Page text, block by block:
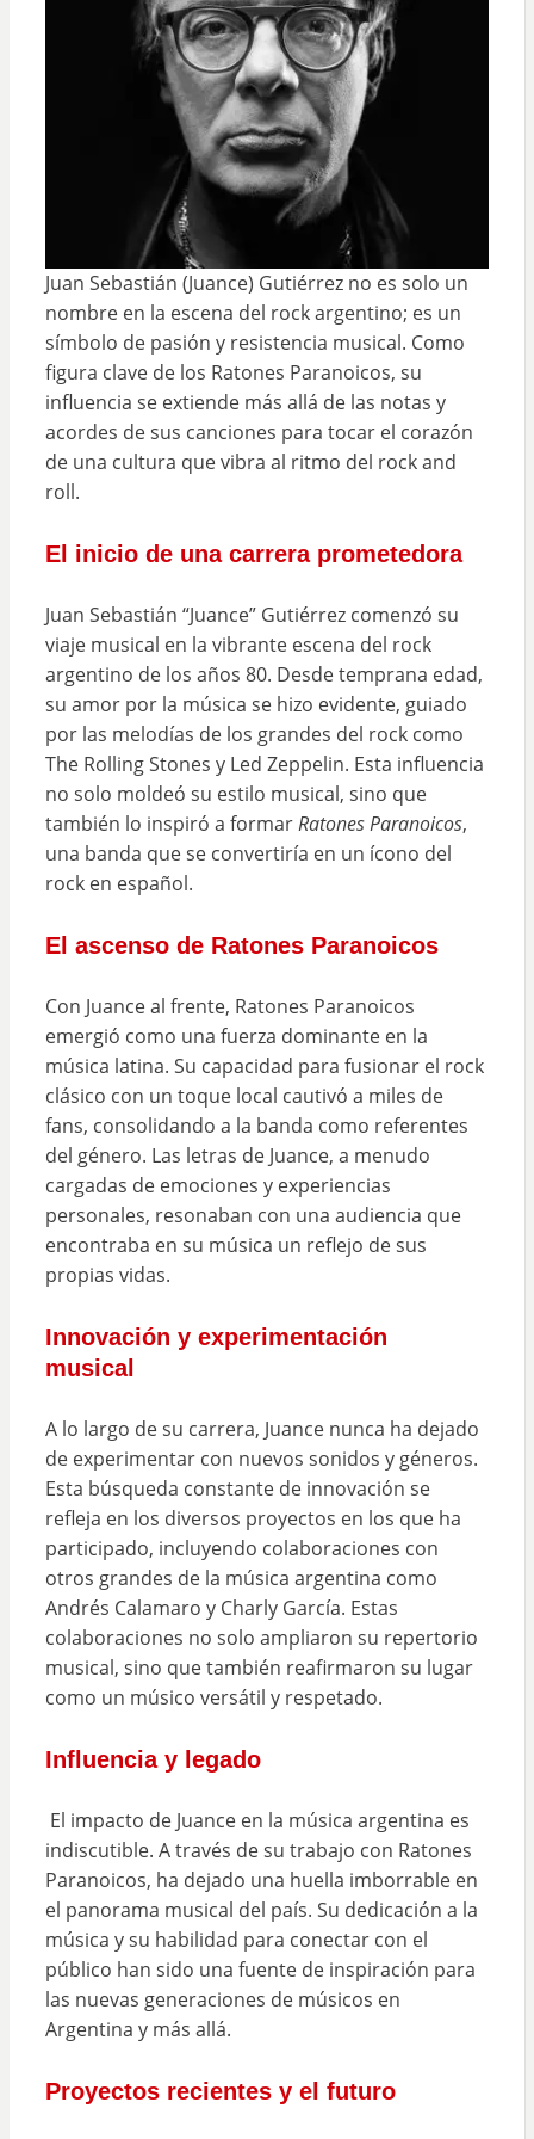
Juan Sebastián (Juance) Gutiérrez no es solo un
nombre en la escena del rock argentino; es un
símbolo de pasión y resistencia musical. Como
figura clave de los Ratones Paranoicos, su
influencia se extiende más allá de las notas y
acordes de sus canciones para tocar el corazón
de una cultura que vibra al ritmo del rock and
roll.
El inicio de una carrera prometedora
Juan Sebastián “Juance” Gutiérrez comenzó su
viaje musical en la vibrante escena del rock
argentino de los años 80. Desde temprana edad,
su amor por la música se hizo evidente, guiado
por las melodías de los grandes del rock como
The Rolling Stones y Led Zeppelin. Esta influencia
no solo moldeó su estilo musical, sino que
también lo inspiró a formarRatones Paranoicos,
una banda que se convertiría en un ícono del
rock en español.
El ascenso de Ratones Paranoicos
Con Juance al frente, Ratones Paranoicos
emergió como una fuerza dominante en la
música latina. Su capacidad para fusionar el rock
clásico con un toque local cautivó a miles de
fans, consolidando a la banda como referentes
del género. Las letras de Juance, a menudo
cargadas de emociones y experiencias
personales, resonaban con una audiencia que
encontraba en su música un reflejo de sus
propias vidas.
Innovación y experimentación
musical
A lo largo de su carrera, Juance nunca ha dejado
de experimentar con nuevos sonidos y géneros.
Esta búsqueda constante de innovación se
refleja en los diversos proyectos en los que ha
participado, incluyendo colaboraciones con
otros grandes de la música argentina como
Andrés Calamaro y Charly García. Estas
colaboraciones no solo ampliaron su repertorio
musical, sino que también reafirmaron su lugar
como un músico versátil y respetado.
Influencia y legado
El impacto de Juance en la música argentina es
indiscutible. A través de su trabajo con Ratones
Paranoicos, ha dejado una huella imborrable en
el panorama musical del país. Su dedicación a la
música y su habilidad para conectar con el
público han sido una fuente de inspiración para
las nuevas generaciones de músicos en
Argentina y más allá.
Proyectos recientes y el futuro